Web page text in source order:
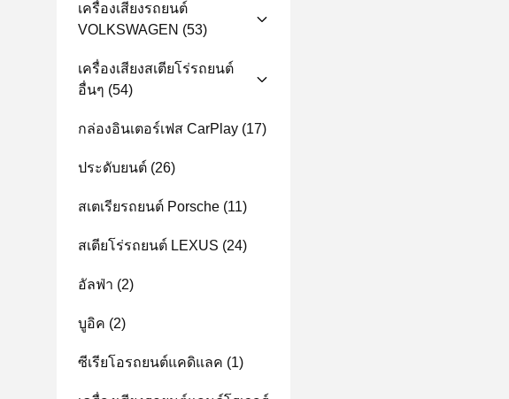
เครื่องเสียงรถยนต์
VOLKSWAGEN (53)
เครื่องเสียงสเตียโร่รถยนต์
อื่นๆ (54)
กล่องอินเตอร์เฟส CarPlay (17)
ประดับยนต์ (26)
สเตเรียรถยนต์ Porsche (11)
สเตียโร่รถยนต์ LEXUS (24)
อัลฟ่า (2)
บูอิค (2)
ซีเรียโอรถยนต์แคดิแลค (1)